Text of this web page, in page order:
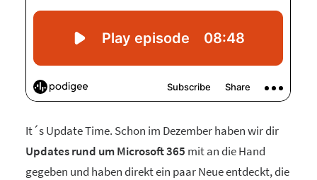
It´s Update Time. Schon im Dezember haben wir dir
Updates rund um Microsoft 365 mit an die Hand
gegeben und haben direkt ein paar Neue entdeckt, die